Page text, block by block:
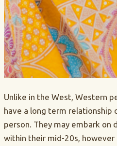
Unlike in the West, Western
have a long term relationship
person. They may embark on
within their mid-20s, however